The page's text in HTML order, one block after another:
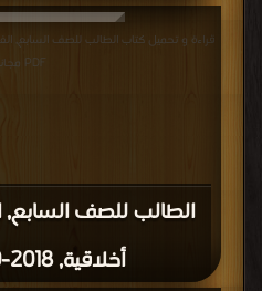
الطالب للصف السابع,
أخلاقية, 2018-2019 PDF
PDF مجانا